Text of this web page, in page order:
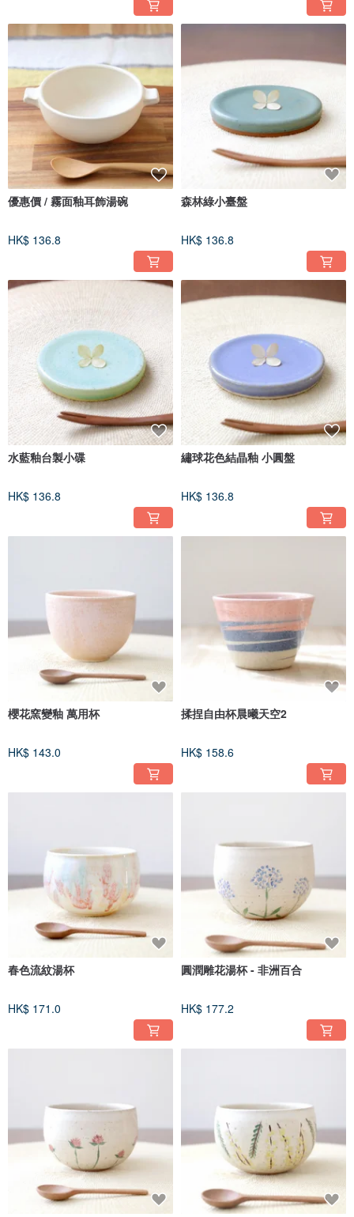
優惠價 / 霧面釉耳飾湯碗
HK$ 136.8
森林綠小臺盤
HK$ 136.8
水藍釉台製小碟
HK$ 136.8
繡球花色結晶釉 小圓盤
HK$ 136.8
櫻花窯變釉 萬用杯
HK$ 143.0
揉捏自由杯晨曦天空2
HK$ 158.6
春色流紋湯杯
HK$ 171.0
圓潤雕花湯杯 - 非洲百合
HK$ 177.2